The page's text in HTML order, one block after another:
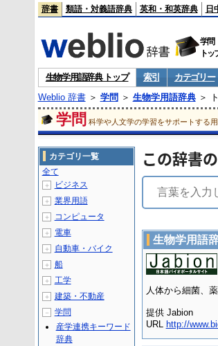
辞書 類語・対義語辞典 英和・和英辞典 日
学問
トッ
生物学用語辞典 トップ 索引
カテゴリー
Weblio 辞書＞ 学問 ＞ 生物学用語辞典＞
学問 科学や人文学の学習をサポートする用
この辞書
生物学用語
人体から細菌、
提供 Jabion
URL http://
カテゴリ一覧
全て
＋ ビジネス
＋ 業界用語
＋ コンピュータ
＋ 電車
＋ 自動車・バイク
＋ 船
＋ 工学
＋ 建築・不動産
－
学問
産学連携キーワード
辞典